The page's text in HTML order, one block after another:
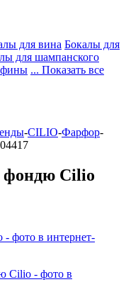
для вина Бокалы для
для шампанского
... Показать все
-CILIO-Фарфор-
фондю Cilio